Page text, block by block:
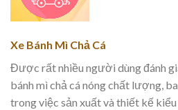
Xe Bánh Mì Chả Cá
Được rất nhiều người dùng đánh
bánh mì chả cá nóng chất lượng,
trong việc sản xuất và thiết kế kiểu